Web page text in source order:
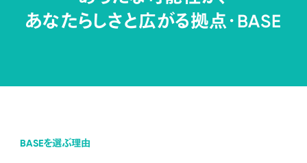
あなたらしさと広がる拠点・BASE
BASEを選ぶ理由